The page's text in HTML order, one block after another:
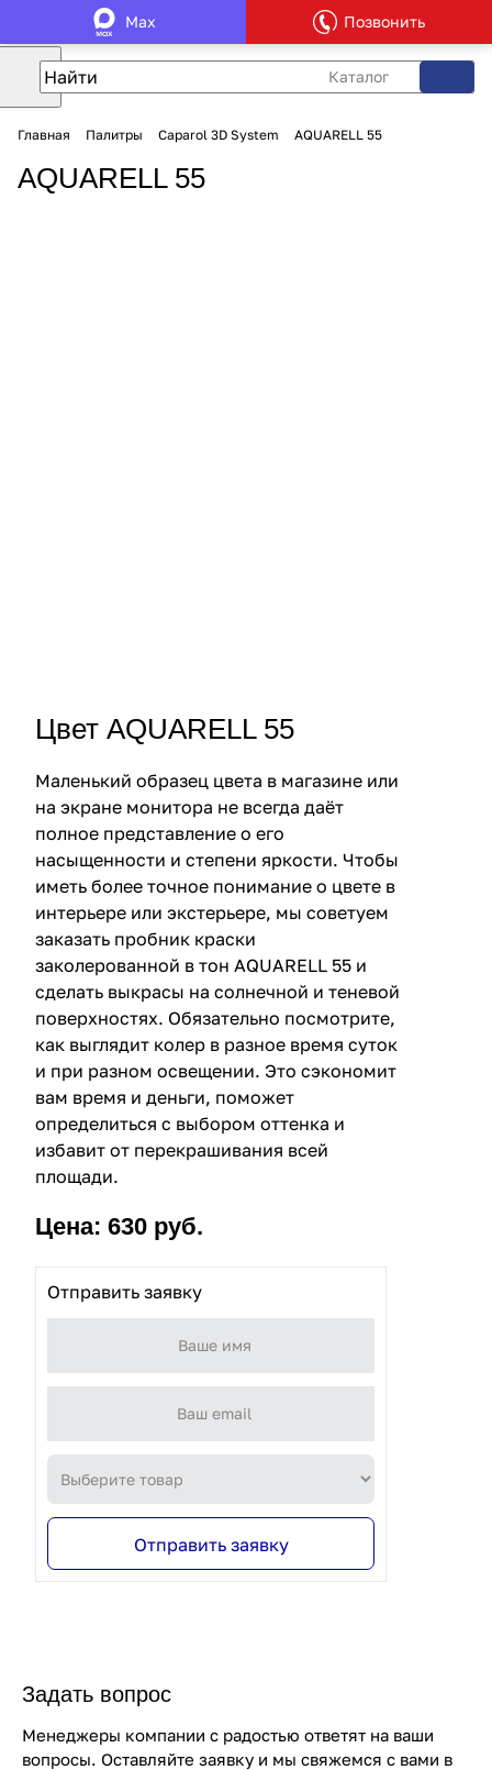
Каталог
Главная Палитры Caparol 3D System AQUARELL 55
AQUARELL 55
Цвет AQUARELL 55
Маленький образец цвета в магазине или
на экране монитора не всегда даёт
полное представление о его
насыщенности и степени яркости. Чтобы
иметь более точное понимание о цвете в
интерьере или экстерьере, мы советуем
заказать пробник краски
заколерованной в тон AQUARELL 55 и
сделать выкрасы на солнечной и теневой
поверхностях. Обязательно посмотрите,
как выглядит колер в разное время суток
и при разном освещении. Это сэкономит
вам время и деньги, поможет
определиться с выбором оттенка и
избавит от перекрашивания всей
площади.
Цена: 630 руб.
Отправить заявку
Отправить заявку
Задать вопрос
Менеджеры компании с радостью ответят на ваши
вопросы. Оставляйте заявку и мы свяжемся с вами в
Max Позвонить